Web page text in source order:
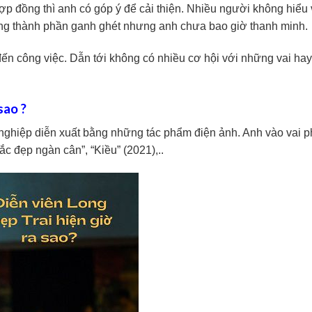
đồng thì anh có góp ý để cải thiện. Nhiều người không hiểu
thành phần ganh ghét nhưng anh chưa bao giờ thanh minh.
công việc. Dẫn tới không có nhiều cơ hội với những vai
?
diễn xuất bằng những tác phẩm điện ảnh. Anh vào vai
đẹp ngàn cân”, “Kiều” (2021),..